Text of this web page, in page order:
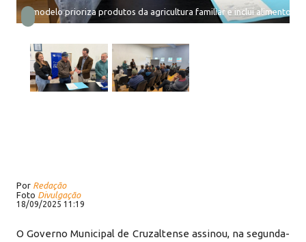
O modelo prioriza produtos da agricultura familiar e inclui alimentos
Por Redação
Foto Divulgação
18/09/2025 11:19
O Governo Municipal de Cruzaltense assinou, na segunda-